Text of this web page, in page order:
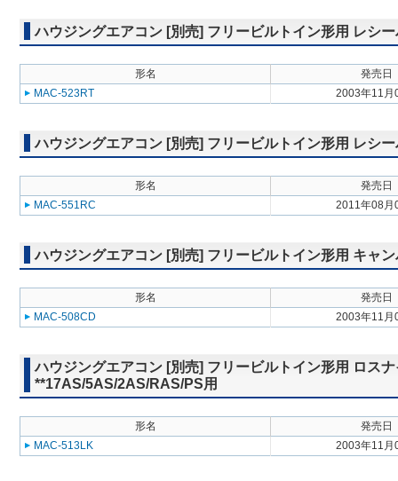
ハウジングエアコン [別売] フリービルトイン形用 レシ
形名
発売日
MAC-523RT
2003年11月
ハウジングエアコン [別売] フリービルトイン形用 レシ
形名
発売日
MAC-551RC
2011年08月
ハウジングエアコン [別売] フリービルトイン形用 キャ
形名
発売日
MAC-508CD
2003年11月
ハウジングエアコン [別売] フリービルトイン形用 ロス
**17AS/5AS/2AS/RAS/PS用
形名
発売日
MAC-513LK
2003年11月